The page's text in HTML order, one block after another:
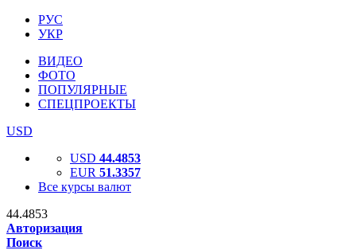
РУС
УКР
ВИДЕО
ФОТО
ПОПУЛЯРНЫЕ
СПЕЦПРОЕКТЫ
USD
USD 44.4853
EUR 51.3357
Все курсы валют
44.4853
Авторизация
Поиск